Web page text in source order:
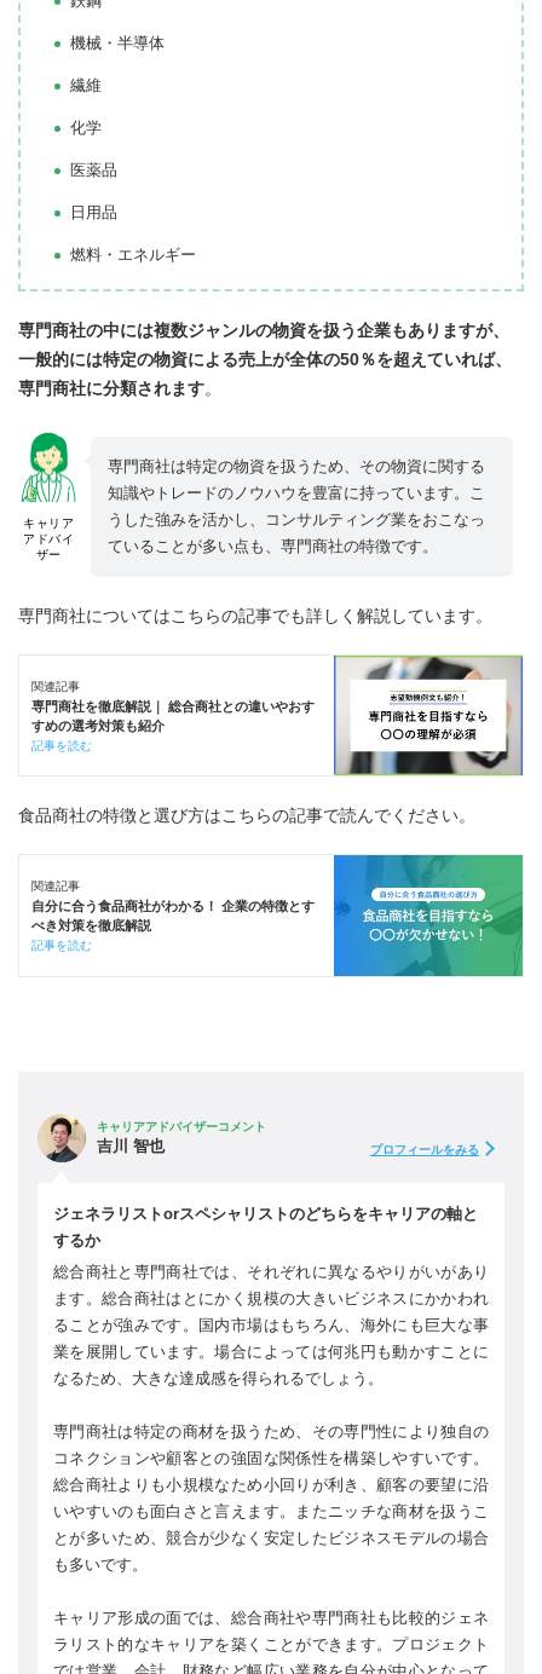
機械・半導体
繊維
化学
医薬品
日用品
燃料・エネルギー
専門商社の中には複数ジャンルの物資を扱う企業もありますが、
一般的には特定の物資による売上が全体の50％を超えていれば、
専門商社に分類されます。
キャリア
アドバイ
ザー
専門商社は特定の物資を扱うため、その物資に関する
知識やトレードのノウハウを豊富に持っています。こ
うした強みを活かし、コンサルティング業をおこなっ
ていることが多い点も、専門商社の特徴です。
専門商社についてはこちらの記事でも詳しく解説しています。
関連記事
専門商社を徹底解説｜ 総合商社との違いやおす
すめの選考対策も紹介
記事を読む
食品商社の特徴と選び方はこちらの記事で読んでください。
関連記事
自分に合う食品商社がわかる！ 企業の特徴とす
べき対策を徹底解説
記事を読む
キャリアアドバイザーコメント
吉川 智也 プロフィールをみる
ジェネラリストorスペシャリストのどちらをキャリアの軸と
するか
総合商社と専門商社では、それぞれに異なるやりがいがあり
ます。総合商社はとにかく規模の大きいビジネスにかかわれ
ることが強みです。国内市場はもちろん、海外にも巨大な事
業を展開しています。場合によっては何兆円も動かすことに
なるため、大きな達成感を得られるでしょう。
専門商社は特定の商材を扱うため、その専門性により独自の
コネクションや顧客との強固な関係性を構築しやすいです。
総合商社よりも小規模なため小回りが利き、顧客の要望に沿
いやすいのも面白さと言えます。またニッチな商材を扱うこ
とが多いため、競合が少なく安定したビジネスモデルの場合
も多いです。
キャリア形成の面では、総合商社や専門商社も比較的ジェネ
ラリスト的なキャリアを築くことができます。プロジェクト